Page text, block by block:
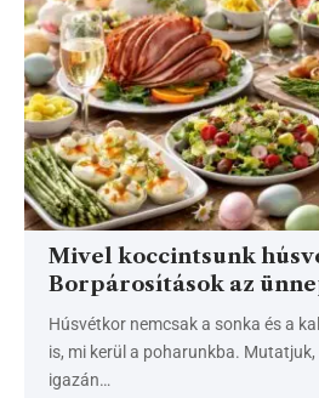
Mivel koccintsunk
Borpárosítások az
Húsvétkor nemcsak a sonka és a
is, mi kerül a poharunkba.
igazán…